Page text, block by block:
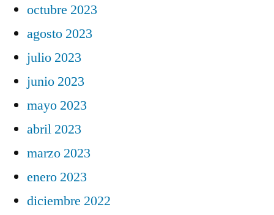
octubre 2023
agosto 2023
julio 2023
junio 2023
mayo 2023
abril 2023
marzo 2023
enero 2023
diciembre 2022